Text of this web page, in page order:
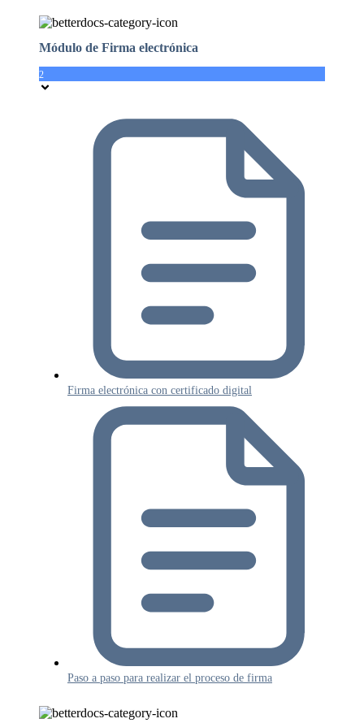
Módulo de Firma electrónica
2
Firma electrónica con certificado digital
Paso a paso para realizar el proceso de firma